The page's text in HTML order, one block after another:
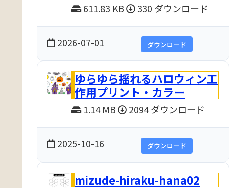
611.83 KB 330 ダウンロード
2026-07-01 ダウンロード
ゆらゆら揺れるハロウィン工
作用プリント・カラー
1.14 MB 2094 ダウンロード
2025-10-16 ダウンロード
mizude-hiraku-hana02